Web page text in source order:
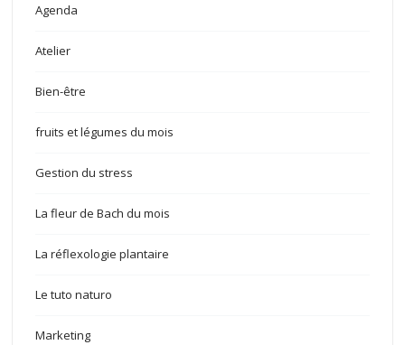
Agenda
Atelier
Bien-être
fruits et légumes du mois
Gestion du stress
La fleur de Bach du mois
La réflexologie plantaire
Le tuto naturo
Marketing